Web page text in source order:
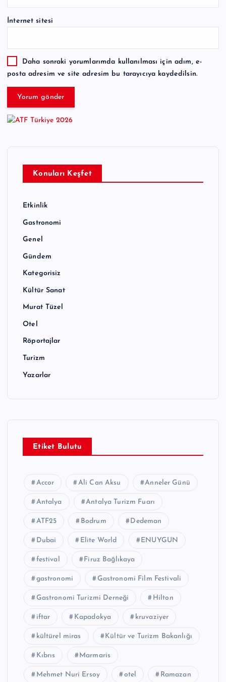
İnternet sitesi
Daha sonraki yorumlarımda kullanılması için adım, e-
posta adresim ve site adresim bu tarayıcıya kaydedilsin.
Konuları Keşfet
Etkinlik
Gastronomi
Genel
Gündem
Kategorisiz
Kültür Sanat
Murat Tüzel
Otel
Röportajlar
Turizm
Yazarlar
Etiket Bulutu
Accor Ali Can Aksu Anneler Günü
Antalya Antalya Turizm Fuarı
ATF25 Bodrum Dedeman
Dubai Elite World ENUYGUN
festival Firuz Bağlıkaya
gastronomi Gastronomi Film Festivali
Gastronomi Turizmi Derneği Hilton
iftar Kapadokya kruvaziyer
kültürel miras Kültür ve Turizm Bakanlığı
Kıbrıs Marmaris
Mehmet Nuri Ersoy otel Ramazan